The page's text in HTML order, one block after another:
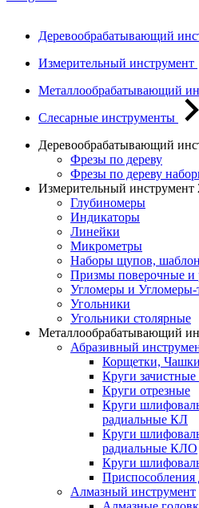
Деревообрабатывающий
Измерительный инструмент
Металлообрабатывающий
Слесарные инструменты
Деревообрабатывающий
Фрезы по дереву
Фрезы по дереву
Измерительный инструмент
Глубиномеры
Индикаторы
Линейки
Микрометры
Наборы щупов,
Призмы поверочные и
Угломеры и Угломеры-
Угольники
Угольники столярные
Металлообрабатывающий
Абразивный
Корщетки, Чашки
Круги
Круги отрезные
Круги
радиальные КЛ
Круги
радиальные КЛО
Круги
Приспособления
Алмазный инструмент